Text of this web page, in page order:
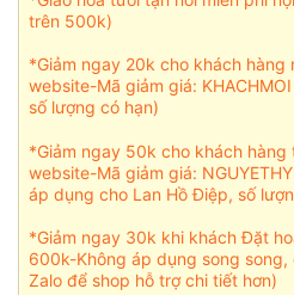
trên 500k)
*Giảm ngay 20k cho khách hàng
website-Mã giảm giá:
số lượng có hạn)
*Giảm ngay 50k cho khách hàng
website-Mã giảm giá:
áp dụng cho Lan Hồ Điệp, số
*Giảm ngay 30k khi khách Đặt
600k-Không áp dụng song
Zalo để shop hỗ trợ chi tiết hơn)